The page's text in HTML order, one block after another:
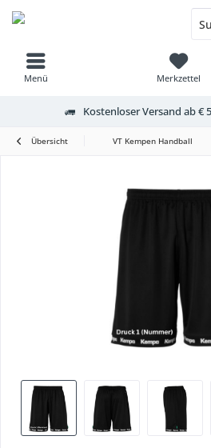
Menü Merkzettel
Kostenloser Versand ab €
Übersicht VT Kempen Handball